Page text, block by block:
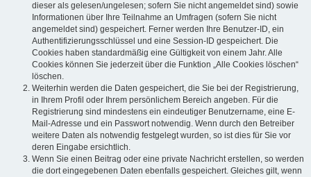
dieser als gelesen/ungelesen; sofern Sie nicht angemeldet sind) sowie
Informationen über Ihre Teilnahme an Umfragen (sofern Sie nicht
angemeldet sind) gespeichert. Ferner werden Ihre Benutzer-ID, ein
Authentifizierungsschlüssel und eine Session-ID gespeichert. Die
Cookies haben standardmäßig eine Gültigkeit von einem Jahr. Alle
Cookies können Sie jederzeit über die Funktion „Alle Cookies löschen“
löschen.
Weiterhin werden die Daten gespeichert, die Sie bei der Registrierung,
in Ihrem Profil oder Ihrem persönlichem Bereich angeben. Für die
Registrierung sind mindestens ein eindeutiger Benutzername, eine E-
Mail-Adresse und ein Passwort notwendig. Wenn durch den Betreiber
weitere Daten als notwendig festgelegt wurden, so ist dies für Sie vor
deren Eingabe ersichtlich.
Wenn Sie einen Beitrag oder eine private Nachricht erstellen, so werden
die dort eingegebenen Daten ebenfalls gespeichert. Gleiches gilt, wenn